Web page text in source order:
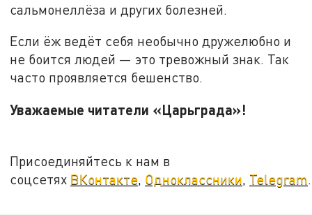
сальмонеллёза и других болезней.
Если ёж ведёт себя необычно дружелюбно и
не боится людей — это тревожный знак. Так
часто проявляется бешенство.
Уважаемые читатели «Царьграда»!
Присоединяйтесь к нам в
соцсетях ВКонтакте, Одноклассники, Telegram.